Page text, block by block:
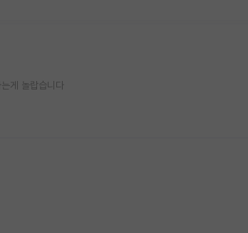
게 놀랍습니다